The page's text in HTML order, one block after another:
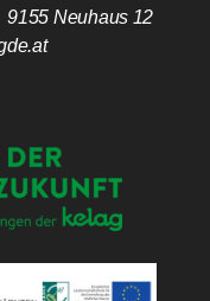
9155 Neuhaus 12